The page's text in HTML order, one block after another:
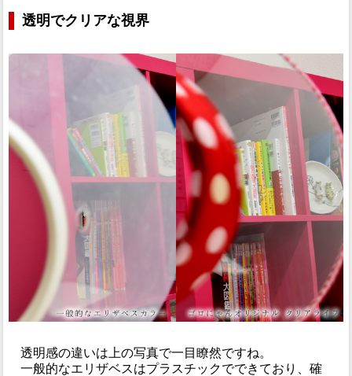
透明でクリアな視界
透明感の違いは上の写真で一目瞭然ですね。
一般的なエリザベスはプラスチックでできており、確